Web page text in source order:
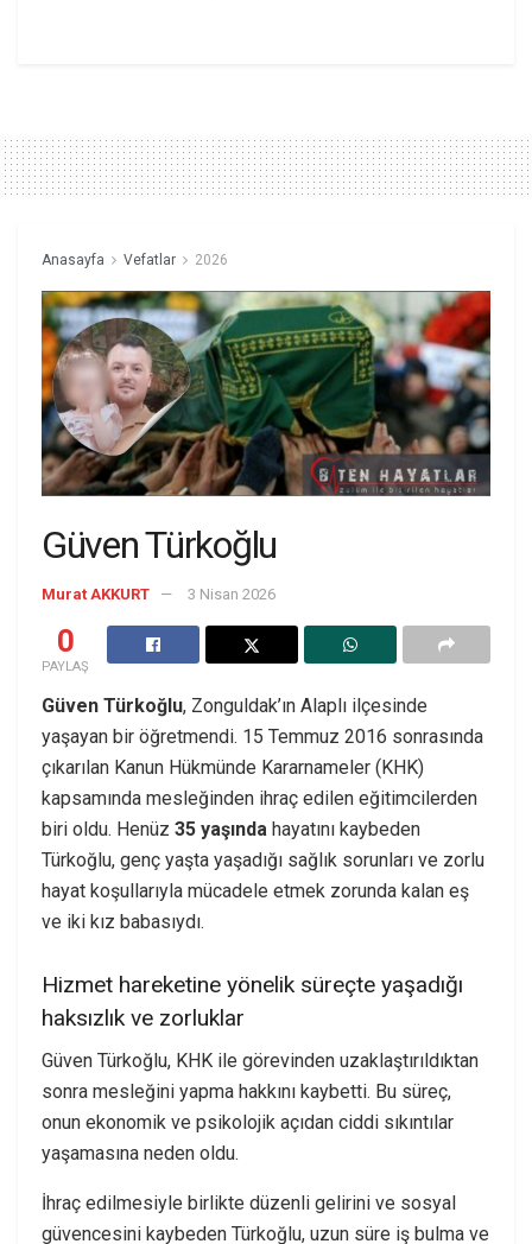
Anasayfa Vefatlar 2026
Güven Türkoğlu
Murat AKKURT 3 Nisan 2026
0
PAYLAŞ
Güven Türkoğlu, Zonguldak’ın Alaplı ilçesinde
yaşayan bir öğretmendi. 15 Temmuz 2016 sonrasında
çıkarılan Kanun Hükmünde Kararnameler (KHK)
kapsamında mesleğinden ihraç edilen eğitimcilerden
biri oldu. Henüz 35 yaşında hayatını kaybeden
Türkoğlu, genç yaşta yaşadığı sağlık sorunları ve zorlu
hayat koşullarıyla mücadele etmek zorunda kalan eş
ve iki kız babasıydı.
Hizmet hareketine yönelik süreçte yaşadığı
haksızlık ve zorluklar
Güven Türkoğlu, KHK ile görevinden uzaklaştırıldıktan
sonra mesleğini yapma hakkını kaybetti. Bu süreç,
onun ekonomik ve psikolojik açıdan ciddi sıkıntılar
yaşamasına neden oldu.
İhraç edilmesiyle birlikte düzenli gelirini ve sosyal
güvencesini kaybeden Türkoğlu, uzun süre iş bulma ve